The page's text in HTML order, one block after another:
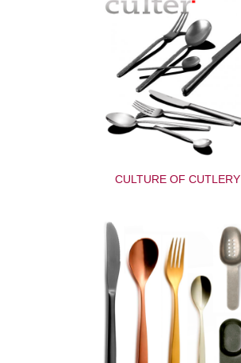
CULTURE OF CUTLERY